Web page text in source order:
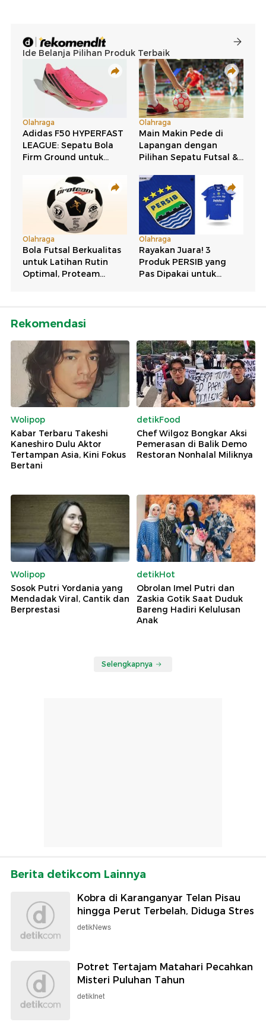
Rekomendasi
Wolipop
Kabar Terbaru Takeshi
Kaneshiro Dulu Aktor
Tertampan Asia, Kini Fokus
Bertani
detikFood
Chef Wilgoz Bongkar Aksi
Pemerasan di Balik Demo
Restoran Nonhalal Miliknya
Wolipop
Sosok Putri Yordania yang
Mendadak Viral, Cantik dan
Berprestasi
detikHot
Obrolan Imel Putri dan
Zaskia Gotik Saat Duduk
Bareng Hadiri Kelulusan
Anak
Selengkapnya
Berita detikcom Lainnya
Kobra di Karanganyar Telan Pisau
hingga Perut Terbelah, Diduga Stres
detikNews
Potret Tertajam Matahari Pecahkan
Misteri Puluhan Tahun
detikInet